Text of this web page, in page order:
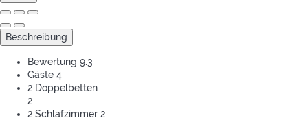
Beschreibung
Bewertung 9.3
Gäste 4
2 Doppelbetten
2
2 Schlafzimmer 2